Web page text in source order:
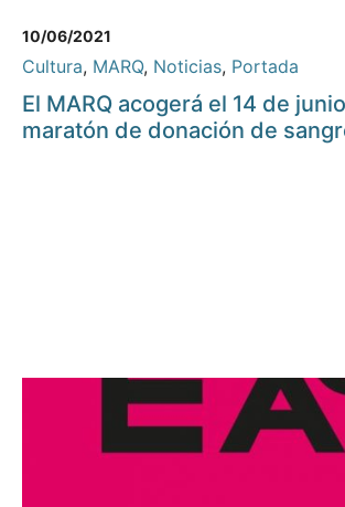
10/06/2021
Cultura, MARQ, Noticias, Portada
El MARQ acogerá el 14 de
maratón de donación de